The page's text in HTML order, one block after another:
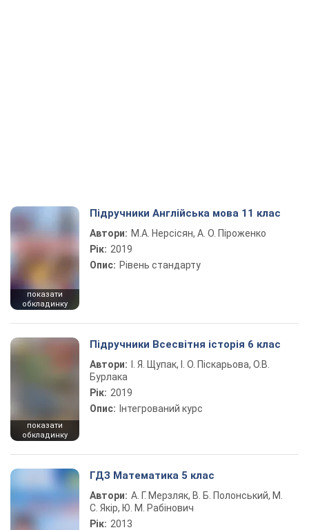
показати
обкладинку
Підручники Англійська мова 11 клас
Автори: М.А. Нерсісян, А. О. Піроженко
Рік: 2019
Опис: Рівень стандарту
показати
обкладинку
Підручники Всесвітня історія 6 клас
Автори:
І. Я. Щупак, І. О. Піскарьова, О.В.
Бурлака
Рік: 2019
Опис: Інтегрований курс
ГДЗ Математика 5 клас
Автори: А. Г. Мерзляк, В. Б. Полонський, М.
С. Якір, Ю. М. Рабінович
Рік: 2013